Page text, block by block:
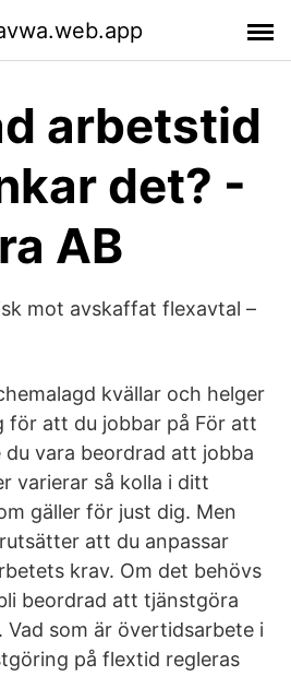
arbetstid
det? -
AB
mot avskaffat flexavtal –
kvällar och helger
för att du jobbar på För att
vara beordrad att jobba
varierar så kolla i ditt
gäller för just dig. Men
att du anpassar
krav. Om det behövs
beordrad att tjänstgöra
som är övertidsarbete i
på flextid regleras